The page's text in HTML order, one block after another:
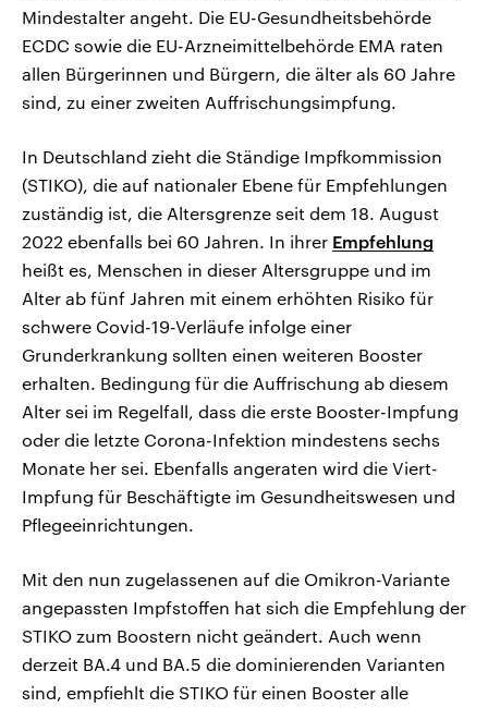
Mindestalter angeht. Die EU-Gesundheitsbehörde
ECDC sowie die EU-Arzneimittelbehörde EMA raten
allen Bürgerinnen und Bürgern, die älter als 60 Jahre
sind, zu einer zweiten Auffrischungsimpfung.
In Deutschland zieht die Ständige Impfkommission
(STIKO), die auf nationaler Ebene für Empfehlungen
zuständig ist, die Altersgrenze seit dem 18. August
2022 ebenfalls bei 60 Jahren. In ihrer Empfehlung
heißt es, Menschen in dieser Altersgruppe und im
Alter ab fünf Jahren mit einem erhöhten Risiko für
schwere Covid-19-Verläufe infolge einer
Grunderkrankung sollten einen weiteren Booster
erhalten. Bedingung für die Auffrischung ab diesem
Alter sei im Regelfall, dass die erste Booster-Impfung
oder die letzte Corona-Infektion mindestens sechs
Monate her sei. Ebenfalls angeraten wird die Viert-
Impfung für Beschäftigte im Gesundheitswesen und
Pflegeeinrichtungen.
Mit den nun zugelassenen auf die Omikron-Variante
angepassten Impfstoffen hat sich die Empfehlung der
STIKO zum Boostern nicht geändert. Auch wenn
derzeit BA.4 und BA.5 die dominierenden Varianten
sind, empfiehlt die STIKO für einen Booster alle